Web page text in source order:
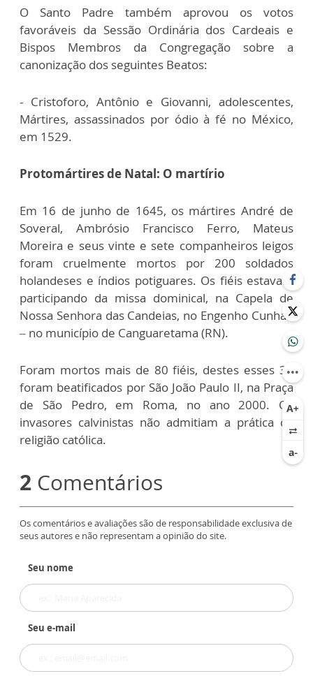
O Santo Padre também aprovou os votos
favoráveis da Sessão Ordinária dos Cardeais e
Bispos Membros da Congregação sobre a
canonização dos seguintes Beatos:
- Cristoforo, Antônio e Giovanni, adolescentes,
Mártires, assassinados por ódio à fé no México,
em 1529.
Protomártires de Natal: O martírio
Em 16 de junho de 1645, os mártires André de
Soveral, Ambrósio Francisco Ferro, Mateus
Moreira e seus vinte e sete companheiros leigos
foram cruelmente mortos por 200 soldados
holandeses e índios potiguares. Os fiéis estavam
participando da missa dominical, na Capela de
Nossa Senhora das Candeias, no Engenho Cunhaú
– no município de Canguaretama (RN).
Foram mortos mais de 80 fiéis, destes esses 30
foram beatificados por São João Paulo II, na Praça
de São Pedro, em Roma, no ano 2000. Os
invasores calvinistas não admitiam a prática da
religião católica.
2 Comentários
Os comentários e avaliações são de responsabilidade exclusiva de
seus autores e não representam a opinião do site.
Seu nome
Seu e-mail